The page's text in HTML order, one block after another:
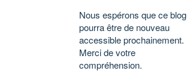
Nous espérons que ce blog
pourra être de nouveau
accessible prochainement.
Merci de votre
compréhension.